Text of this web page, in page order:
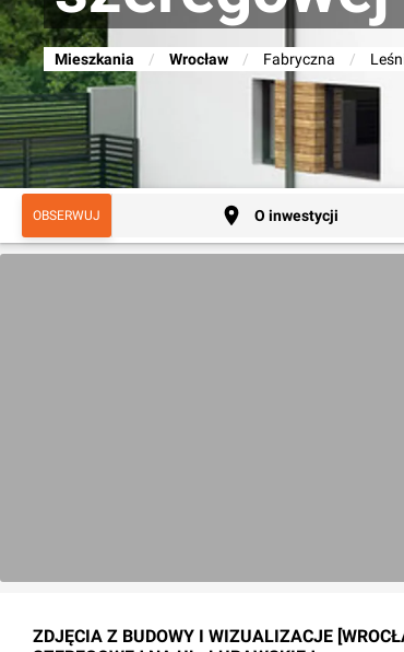
Mieszkania / Wrocław / Fabryczna /
OBSERWUJ O inwestycji
ZDJĘCIA Z BUDOWY I WIZUALIZACJE